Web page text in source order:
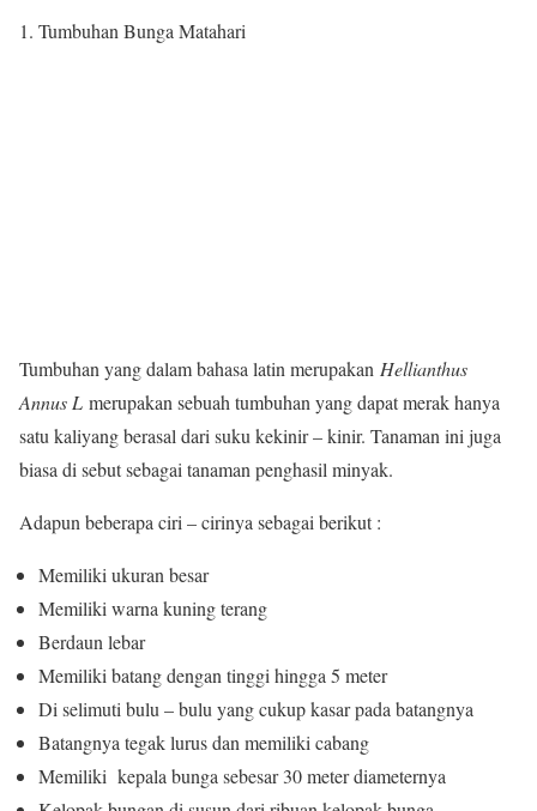
1. Tumbuhan Bunga Matahari
Tumbuhan yang dalam bahasa latin merupakan Hellianthus
Annus L merupakan sebuah tumbuhan yang dapat merak hanya
satu kaliyang berasal dari suku kekinir – kinir. Tanaman ini juga
biasa di sebut sebagai tanaman penghasil minyak.
Adapun beberapa ciri – cirinya sebagai berikut :
Memiliki ukuran besar
Memiliki warna kuning terang
Berdaun lebar
Memiliki batang dengan tinggi hingga 5 meter
Di selimuti bulu – bulu yang cukup kasar pada batangnya
Batangnya tegak lurus dan memiliki cabang
Memiliki kepala bunga sebesar 30 meter diameternya